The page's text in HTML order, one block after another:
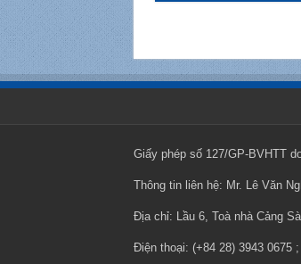
Giấy phép số 127/GP-BVHTT
Thông tin liên hệ: Mr. Lê Văn
Địa chỉ: Lầu 6, Toà nhà Cảng
Điện thoại: (+84 28) 3943 0675